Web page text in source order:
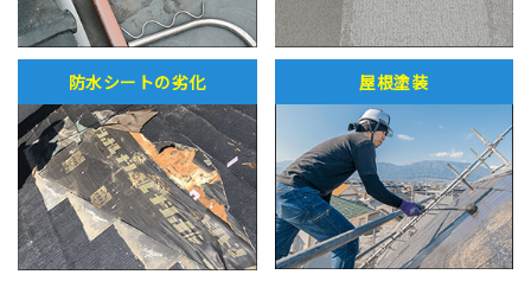
防水シートの劣化 屋根塗装